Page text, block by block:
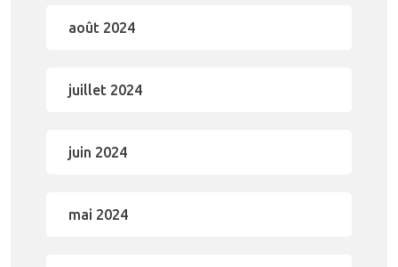
août 2024
juillet 2024
juin 2024
mai 2024